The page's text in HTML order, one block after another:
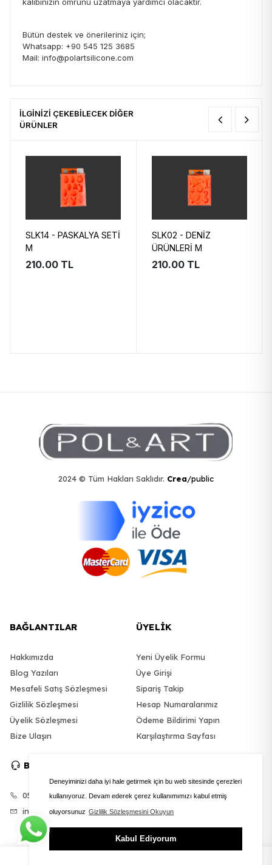
Deneyiminizi daha iyi hale getirmek için bu web sitesinde çerezleri
kullanıyoruz. Devam ederek çerez kullanımımızı kabul etmiş
oluyorsunuz Gizlilik Sözleşmesini Okuyun
Kabul Ediyorum
Bütün destek ve önerileriniz için;
Whatsapp: +90 545 125 3685
Mail: info@polartsilicone.com
İLGİNİZİ ÇEKEBİLECEK DİĞER
ÜRÜNLER
SLK14 - PASKALYA SETİ
M
210.00 TL
SLK02 - DENİZ
ÜRÜNLERİ M
210.00 TL
2024 © Tüm Hakları Saklıdır. Crea/public
BAĞLANTILAR
Hakkımızda
Blog Yazıları
Mesafeli Satış Sözleşmesi
Gizlilik Sözleşmesi
Üyelik Sözleşmesi
Bize Ulaşın
ÜYELİK
Yeni Üyelik Formu
Üye Girişi
Sipariş Takip
Hesap Numaralarımız
Ödeme Bildirimi Yapın
Karşılaştırma Sayfası
BİZE ULAŞIN
0545 125 3685
info@polartsilicone.com
Twitter
Instagram
Youtube